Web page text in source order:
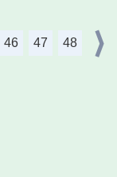
46 47 48